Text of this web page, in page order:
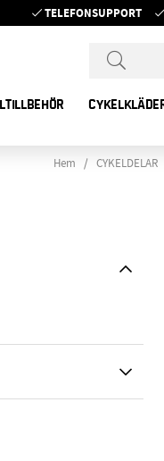
TELEFONSUPPORT
Hem CYKELDELAR